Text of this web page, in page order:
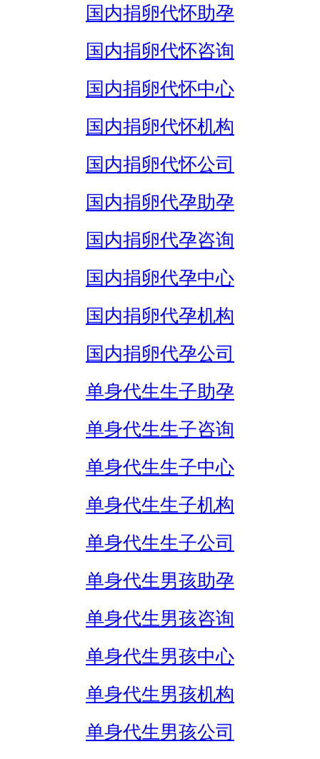
国内捐卵代怀助孕
国内捐卵代怀咨询
国内捐卵代怀中心
国内捐卵代怀机构
国内捐卵代怀公司
国内捐卵代孕助孕
国内捐卵代孕咨询
国内捐卵代孕中心
国内捐卵代孕机构
国内捐卵代孕公司
单身代生生子助孕
单身代生生子咨询
单身代生生子中心
单身代生生子机构
单身代生生子公司
单身代生男孩助孕
单身代生男孩咨询
单身代生男孩中心
单身代生男孩机构
单身代生男孩公司